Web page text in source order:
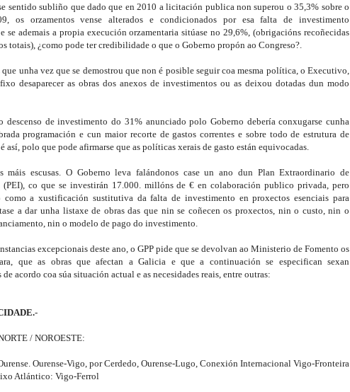
sentido subliño que dado que en 2010 a licitación publica non superou o 35,3% sobre o
os orzamentos vense alterados e condicionados por esa falta de investimento
se ademais a propia execución orzamentaria sitúase no 29,6%, (obrigacións recoñecidas
totais), ¿como pode ter credibilidade o que o Goberno propón ao Congreso?.
unha vez que se demostrou que non é posible seguir coa mesma política, o Executivo,
desaparecer as obras dos anexos de investimentos ou as deixou dotadas dun modo
descenso de investimento do 31% anunciado polo Goberno debería conxugarse cunha
programación e cun maior recorte de gastos correntes e sobre todo de estrutura de
así, polo que pode afirmarse que as políticas xerais de gasto están equivocadas.
máis escusas. O Goberno leva falándonos case un ano dun Plan Extraordinario de
(PEI), co que se investirán 17.000. millóns de € en colaboración publico privada, pero
como a xustificación sustitutiva da falta de investimento en proxectos esenciais para
a dar unha listaxe de obras das que nin se coñecen os proxectos, nin o custo, nin o
nin o modelo de pago do investimento.
excepcionais deste ano, o GPP pide que se devolvan ao Ministerio de Fomento os
que as obras que afectan a Galicia e que a continuación se especifican sexan
de acordo coa súa situación actual e as necesidades reais, entre outras:
-
/ NOROESTE:
Ourense-Vigo, por Cerdedo, Ourense-Lugo, Conexión Internacional Vigo-Fronteira
Atlántico: Vigo-Ferrol